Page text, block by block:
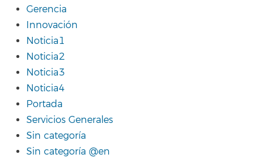
Gerencia
Innovación
Noticia1
Noticia2
Noticia3
Noticia4
Portada
Servicios Generales
Sin categoría
Sin categoría @en